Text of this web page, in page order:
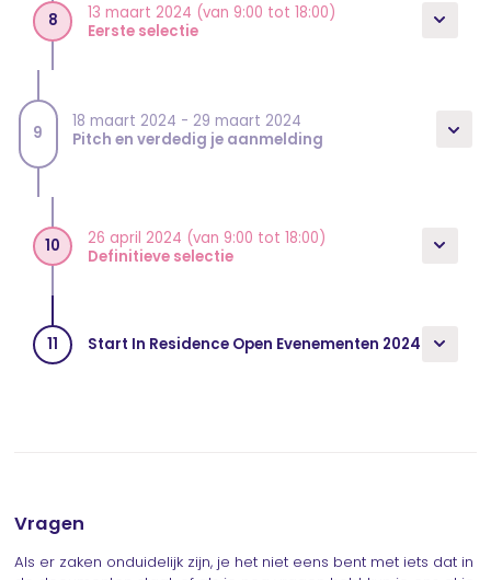
8
13 maart 2024 (van 9:00 tot 18:00)
Eerste selectie
9
18 maart 2024 - 29 maart 2024
Pitch en verdedig je aanmelding
10
26 april 2024 (van 9:00 tot 18:00)
Definitieve selectie
11 Start In Residence Open Evenementen 2024
Vragen
Als er zaken onduidelijk zijn, je het niet eens bent met iets dat in